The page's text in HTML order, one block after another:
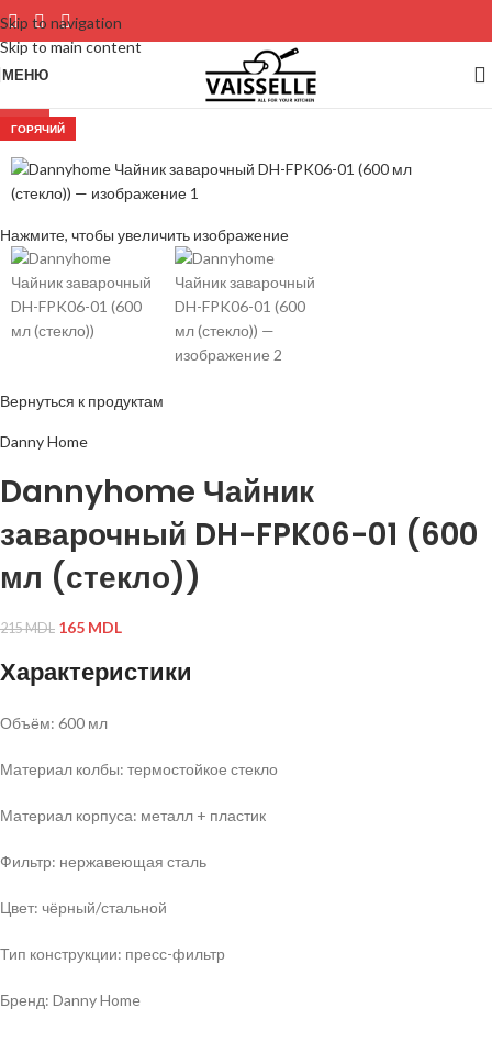
Skip to navigation
Skip to main content
МЕНЮ
ГОРЯЧИЙ
Нажмите, чтобы увеличить изображение
Вернуться к продуктам
Danny Home
Dannyhome Чайник
заварочный DH-FPK06-01 (600
мл (стекло))
215MDL 165 MDL
Характеристики
Объём: 600 мл
Материал колбы: термостойкое стекло
Материал корпуса: металл + пластик
Фильтр: нержавеющая сталь
Цвет: чёрный/стальной
Тип конструкции: пресс-фильтр
Бренд: Danny Home